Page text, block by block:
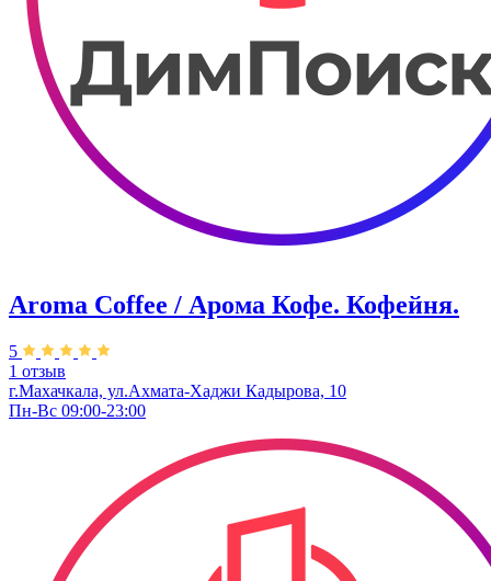
Aroma Coffee / Арома Кофе. Кофейня.
5
1 отзыв
г.Махачкала, ​ул.Ахмата-Хаджи Кадырова, 10
Пн-Вс 09:00-23:00